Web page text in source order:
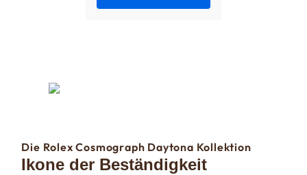
Die Rolex Cosmograph Daytona Kollektion
Ikone der Beständigkeit